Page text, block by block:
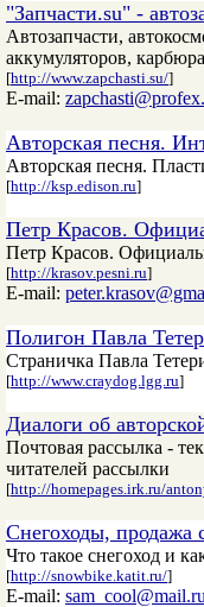
"Запчасти.su" -
Автозапчасти,
аккумуляторов,
[http://www.zapchasti.su/]
E-mail:
Авторская песня.
Авторская песня.
[http://ksp.edison.ru]
Петр Красов.
Петр Красов.
[http://krasov.pesni.ru]
E-mail:
Полигон Павла
Страничка Павла
[http://www.craydog.lgg.ru]
Диалоги об
Почтовая рассылка -
читателей рассылки
[http://homepages.irk.ru/
Снегоходы, продажа
Что такое снегоход и
[http://snowbike.katit.ru/]
E-mail: sam_cool@mail.ru